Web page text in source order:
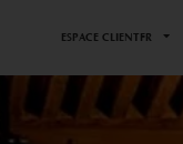
ESPACE CLIENTFR